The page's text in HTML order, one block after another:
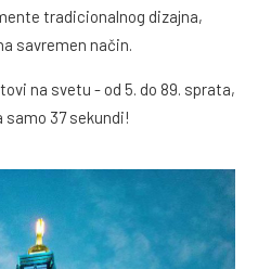
tradicionalnog dizajna,
savremen način.
na svetu - od 5. do 89. sprata,
samo 37 sekundi!